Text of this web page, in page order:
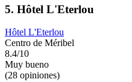
5. Hôtel L'Eterlou
Hôtel L'Eterlou
Centro de Méribel
8.4/10
Muy bueno
(28 opiniones)